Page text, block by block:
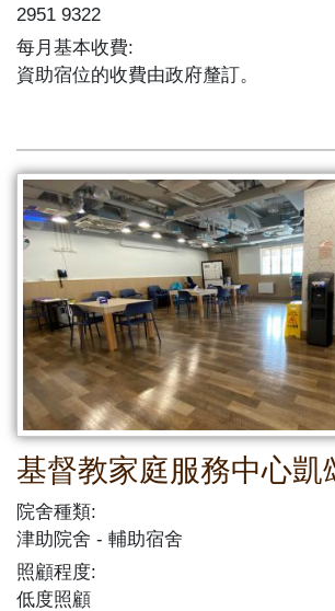
2951 9322
每月基本收費:
資助宿位的收費由政府釐訂。
基督教家庭服務中心凱
院舍種類:
津助院舍
輔助宿舍
照顧程度:
低度照顧